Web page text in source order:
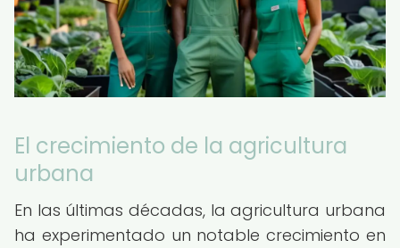
El crecimiento de la agricultura
urbana
En las últimas décadas, la agricultura urbana
ha experimentado un notable crecimiento en